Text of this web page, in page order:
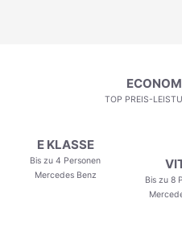
TOP PREIS-
E KLASSE
Bis zu 4 Personen
Mercedes Benz
Bis zu 8